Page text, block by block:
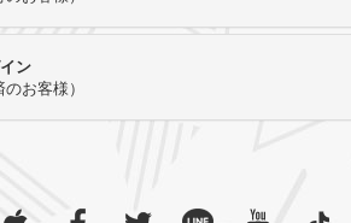
ン
お客様）